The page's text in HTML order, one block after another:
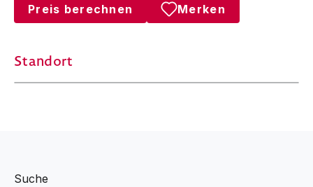
Preis berechnen Merken
Standort
Suche